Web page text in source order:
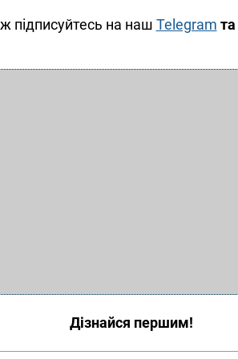
підписуйтесь на наш Telegram та
Дізнайся першим!